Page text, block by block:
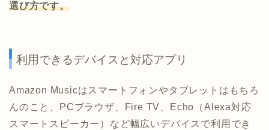
選び方です。
利用できるデバイスと対応アプリ
Amazon Musicはスマートフォンやタブレットはもちろ
んのこと、PCブラウザ、Fire TV、Echo（Alexa対応
スマートスピーカー）など幅広いデバイスで利用でき